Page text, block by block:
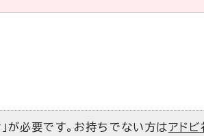
必要です。お持ちでない方はアド